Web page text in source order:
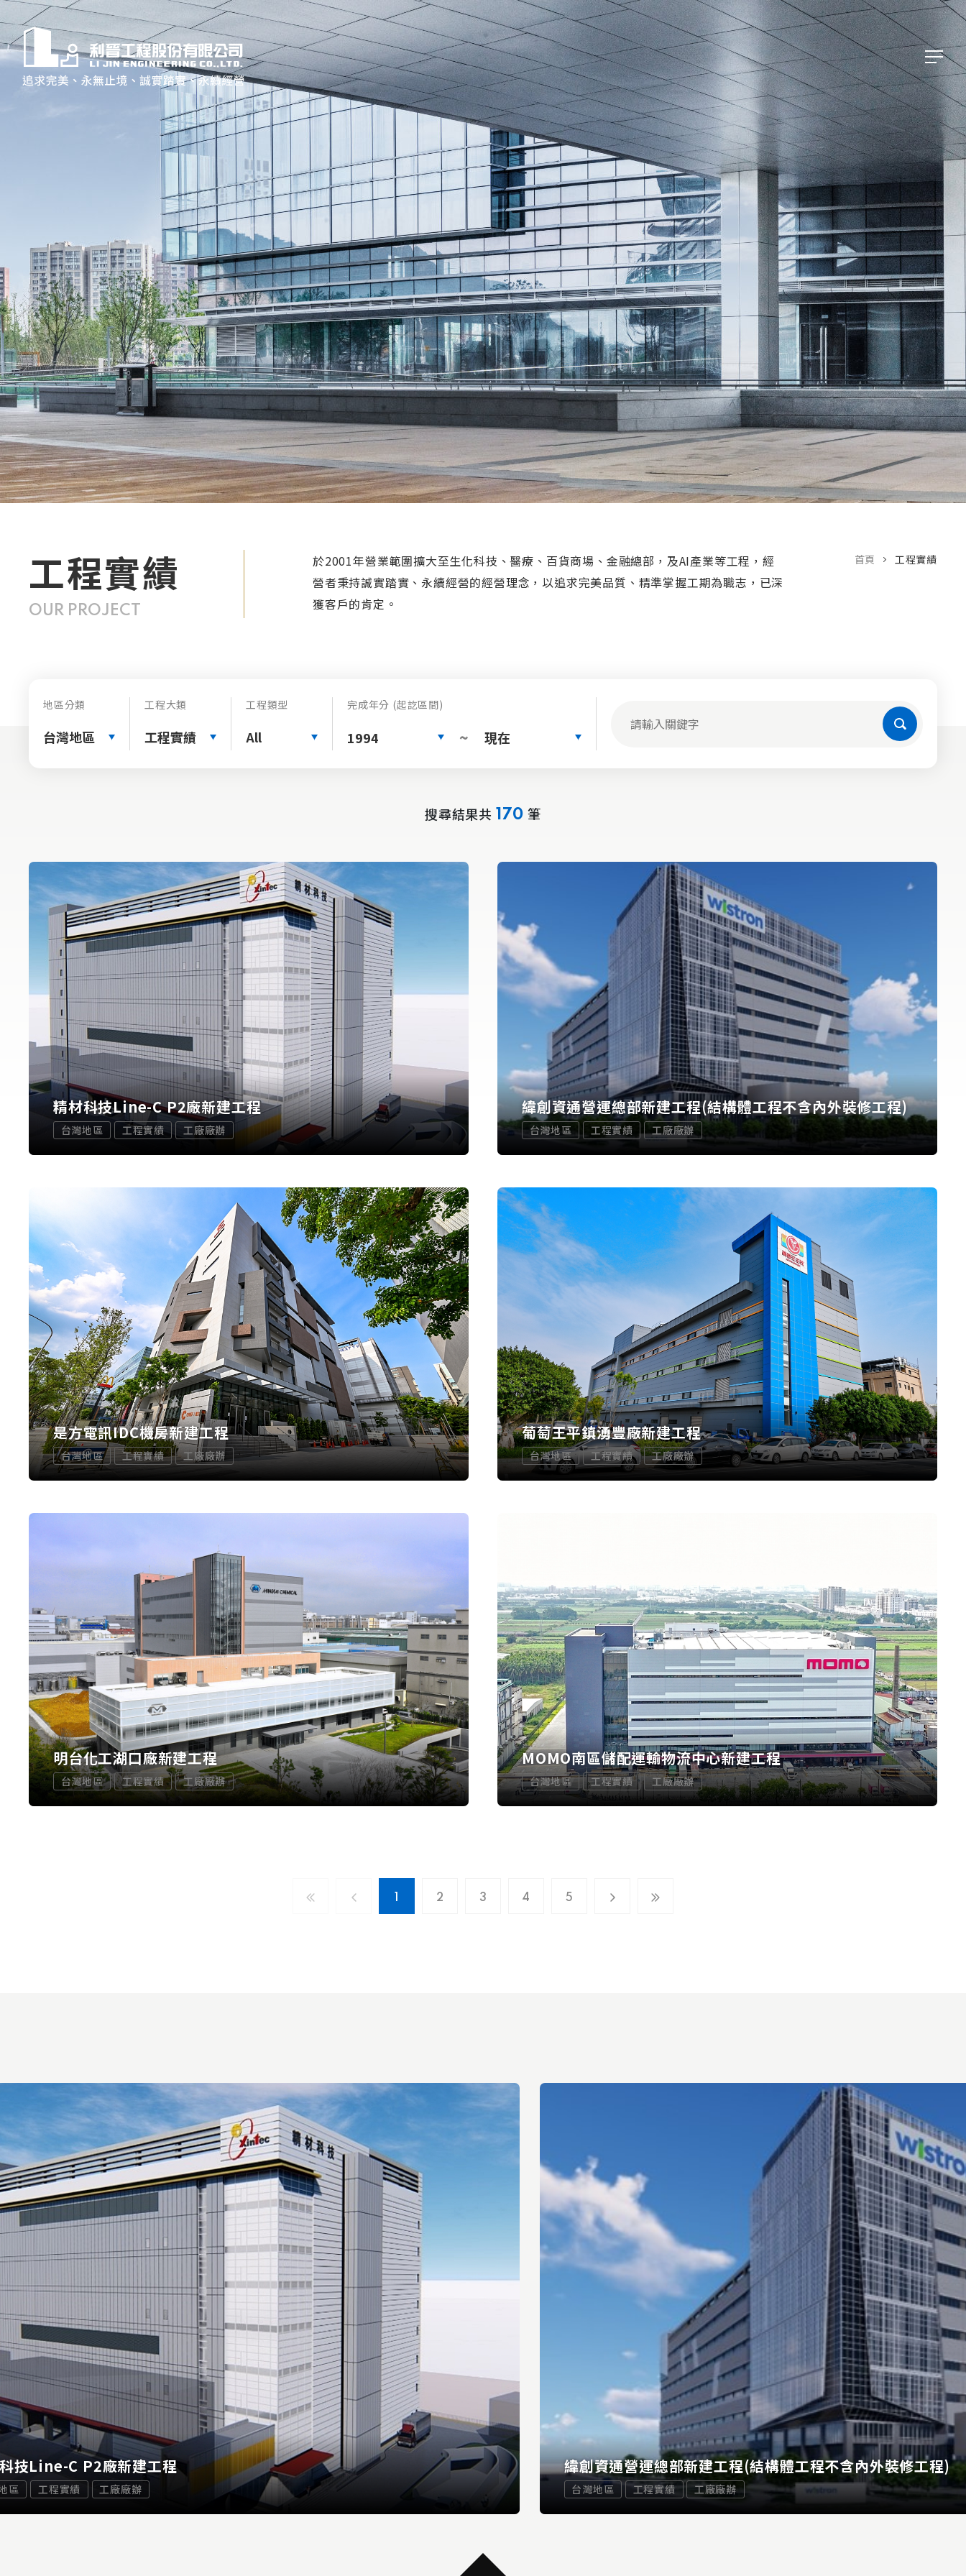
工程實績
OUR PROJECT
於2001年營業範圍擴大至生化科技、醫療、百貨商場、金融總部，及AI產業等工程，經
營者秉持誠實踏實、永續經營的經營理念，以追求完美品質、精準掌握工期為職志，已深
獲客戶的肯定。
首頁 工程實績
地區分類
台灣地區
工程大類
工程實績
工程類型
All
完成年分 (起訖區間)
1994 ~ 現在
搜尋結果共 170 筆
精材科技Line-C P2廠新建工程
台灣地區 工程實績 工廠廠辦
緯創資通營運總部新建工程(結構體工程不含內外裝修工程)
台灣地區 工程實績 工廠廠辦
是方電訊IDC機房新建工程
台灣地區 工程實績 工廠廠辦
葡萄王平鎮湧豐廠新建工程
台灣地區 工程實績 工廠廠辦
明台化工湖口廠新建工程
台灣地區 工程實績 工廠廠辦
MOMO南區儲配運輸物流中心新建工程
台灣地區 工程實績 工廠廠辦
2 3 4 5
技Line-C P2廠新建工程
區 工程實績 工廠廠辦
緯創資通營運總部新建工程(結構體工程不含內外裝修工程)
台灣地區 工程實績 工廠廠辦